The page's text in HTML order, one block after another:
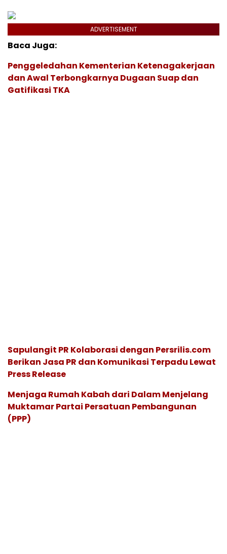
ADVERTISEMENT
Baca Juga:
Penggeledahan Kementerian Ketenagakerjaan
dan Awal Terbongkarnya Dugaan Suap dan
Gatifikasi TKA
Sapulangit PR Kolaborasi dengan Persrilis.com
Berikan Jasa PR dan Komunikasi Terpadu Lewat
Press Release
Menjaga Rumah Kabah dari Dalam Menjelang
Muktamar Partai Persatuan Pembangunan
(PPP)